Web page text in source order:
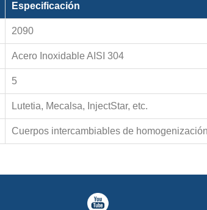
Especificación
2090
Acero Inoxidable AISI 304
5
Lutetia, Mecalsa, InjectStar, etc.
Cuerpos intercambiables de